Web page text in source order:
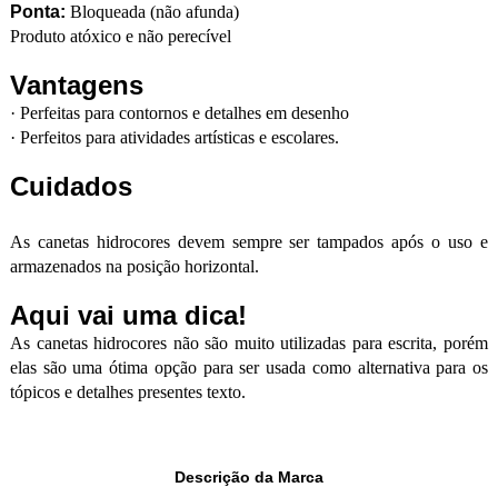
Ponta: Bloqueada (não afunda)
Produto atóxico e não perecível
Vantagens
· Perfeitas para contornos e detalhes em desenho
· Perfeitos para atividades artísticas e escolares.
Cuidados
As canetas hidrocores devem sempre ser tampados após o uso e
armazenados na posição horizontal.
Aqui vai uma dica!
As canetas hidrocores não são muito utilizadas para escrita, porém
elas são uma ótima opção para ser usada como alternativa para os
tópicos e detalhes presentes texto.
Descrição da Marca